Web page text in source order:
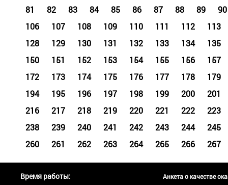
81
82 83 84 85 86 87 88 89
90
106
107 108 109 110 111 112
113
128
129 130 131 132 133 134
135
150
151 152 153 154 155 156
157
172
173 174 175 176 177 178
179
194
195 196 197 198 199 200
201
216
217 218 219 220 221 222
223
238
239 240 241 242 243 244
245
260
261 262 263 264 265 266 267
Время работы:
Анкета о качестве